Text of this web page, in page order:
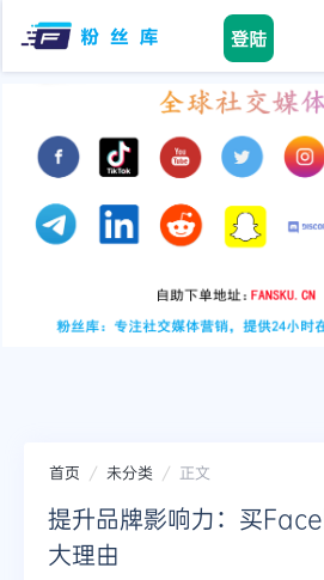
登陆
首页
tiktok
youtube
instagram
首页 未分类 正文
提升品牌影响力：买
大理由